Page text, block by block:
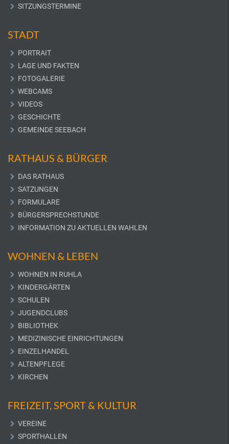
SITZUNGSTERMINE
STADT
PORTRAIT
LAGE UND FAKTEN
FOTOGALERIE
WEBCAMS
VIDEOS
GESCHICHTE
GEMEINDE SEEBACH
RATHAUS & BÜRGER
DAS RATHAUS
SATZUNGEN
FORMULARE
BÜRGERSPRECHSTUNDE
INFORMATION ZU AKTUELLEN WAHLEN
WOHNEN & LEBEN
WOHNEN IN RUHLA
KINDERGÄRTEN
SCHULEN
JUGENDCLUBS
BIBLIOTHEK
MEDIZINISCHE EINRICHTUNGEN
EINZELHANDEL
ALTENPFLEGE
KIRCHEN
FREIZEIT, SPORT & KULTUR
VEREINE
SPORTHALLEN